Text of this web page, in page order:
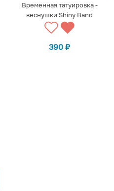
Временная татуировка -
веснушки Shiny Band
390 ₽